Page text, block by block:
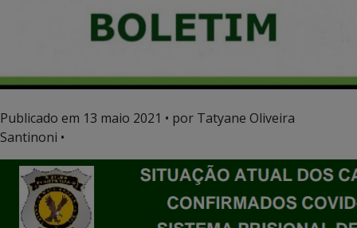
Publicado em 13 maio 2021 • por Tatyane Oliveira
Santinoni •